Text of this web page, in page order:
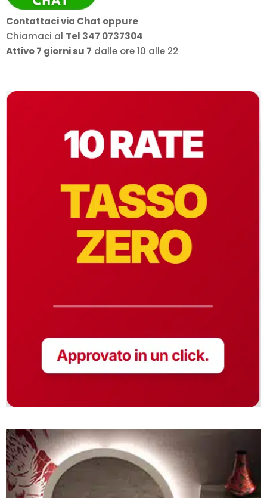
Contattaci via Chat oppure
Chiamaci al Tel 347 0737304
Attivo 7 giorni su 7 dalle ore 10 alle 22